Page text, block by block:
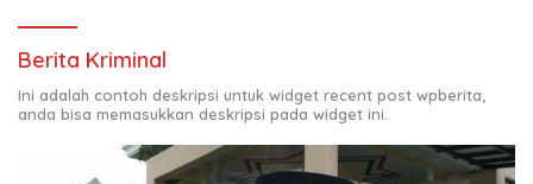
Berita Kriminal
Ini adalah contoh deskripsi untuk widget recent post wpberita,
anda bisa memasukkan deskripsi pada widget ini.